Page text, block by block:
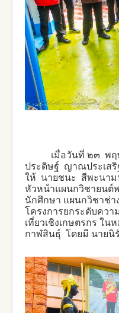
เมื่อวันที่ ๒๓ พ
ประดิษฐ์ ญาณประเส
ให้ นายชนะ สีพะนา
หัวหน้าแผนกวิชายนต์
นักศึกษา แผนกวิชาช่
โครงการยกระดับคว
เที่ยวเชิงเกษตรกร ใ
กาฬสินธุ์ โดยมี นายนิ